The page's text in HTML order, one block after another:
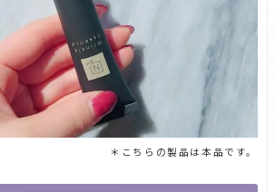
＊こちらの製品は本品です。